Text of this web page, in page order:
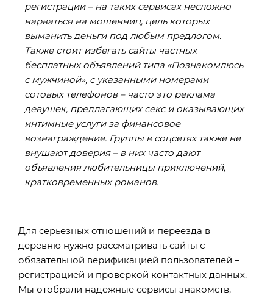
регистрации – на таких сервисах несложно
нарваться на мошенниц, цель которых
выманить деньги под любым предлогом.
Также стоит избегать сайты частных
бесплатных объявлений типа «Познакомлюсь
с мужчиной», с указанными номерами
сотовых телефонов – часто это реклама
девушек, предлагающих секс и оказывающих
интимные услуги за финансовое
вознаграждение. Группы в соцсетях также не
внушают доверия – в них часто дают
объявления любительницы приключений,
кратковременных романов.
Для серьезных отношений и переезда в
деревню нужно рассматривать сайты с
обязательной верификацией пользователей –
регистрацией и проверкой контактных данных.
Мы отобрали надёжные сервисы знакомств,